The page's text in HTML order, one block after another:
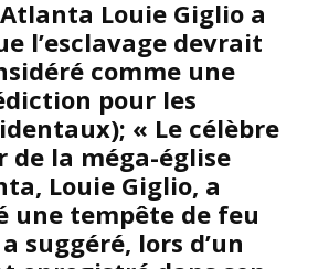
Louie Giglio a
l’esclavage devrait
comme une
pour les
« Le célèbre
de la méga-église
Louie Giglio, a
une tempête de feu
suggéré, lors d’un